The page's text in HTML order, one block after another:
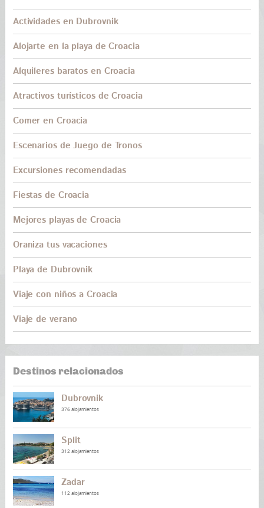
Actividades en Dubrovnik
Alojarte en la playa de Croacia
Alquileres baratos en Croacia
Atractivos turísticos de Croacia
Comer en Croacia
Escenarios de Juego de Tronos
Excursiones recomendadas
Fiestas de Croacia
Mejores playas de Croacia
Oraniza tus vacaciones
Playa de Dubrovnik
Viaje con niños a Croacia
Viaje de verano
Destinos relacionados
Dubrovnik
376 alojamientos
Split
312 alojamientos
Zadar
112 alojamientos